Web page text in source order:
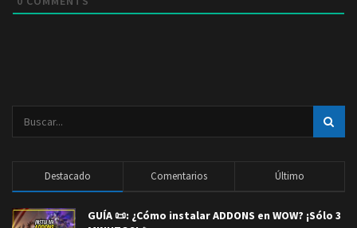
Destacado Comentarios Último
GUÍA 📜: ¿Cómo instalar ADDONS en WOW? ¡Sólo 3